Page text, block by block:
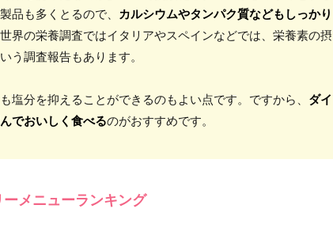
品も多くとるので、
カルシウムやタンパク質などもしっかり
界の栄養調査ではイタリアやスペインなどでは、栄養素の摂
う調査報告もあります。
塩分を抑えることができるのもよい点です。ですから、 ダイ
でおいしく食べるのがおすすめです。
メニューランキング